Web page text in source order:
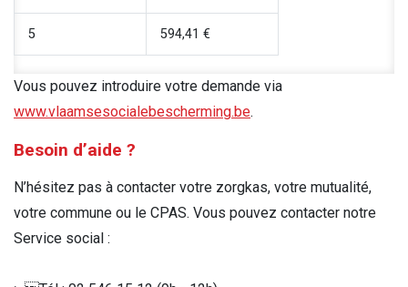
5 594,41 €
Vous pouvez introduire votre demande via
www.vlaamsesocialebescherming.be.
Besoin d’aide ?
N’hésitez pas à contacter votre zorgkas, votre mutualité,
votre commune ou le CPAS. Vous pouvez contacter notre
Service social :